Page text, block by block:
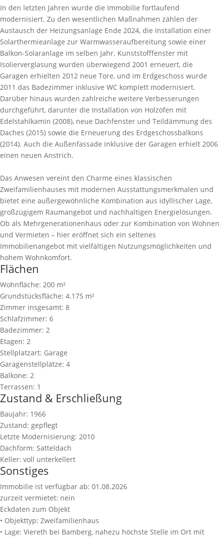
In den letzten Jahren wurde die Immobilie fortlaufend
modernisiert. Zu den wesentlichen Maßnahmen zählen der
Austausch der Heizungsanlage Ende 2024, die Installation einer
Solarthermieanlage zur Warmwasseraufbereitung sowie einer
Balkon-Solaranlage im selben Jahr. Kunststofffenster mit
Isolierverglasung wurden überwiegend 2001 erneuert, die
Garagen erhielten 2012 neue Tore, und im Erdgeschoss wurde
2011 das Badezimmer inklusive WC komplett modernisiert.
Darüber hinaus wurden zahlreiche weitere Verbesserungen
durchgeführt, darunter die Installation von Holzöfen mit
Edelstahlkamin (2008), neue Dachfenster und Teildämmung des
Daches (2015) sowie die Erneuerung des Erdgeschossbalkons
(2014). Auch die Außenfassade inklusive der Garagen erhielt 2006
einen neuen Anstrich.
Das Anwesen vereint den Charme eines klassischen
Zweifamilienhauses mit modernen Ausstattungsmerkmalen und
bietet eine außergewöhnliche Kombination aus idyllischer Lage,
großzügigem Raumangebot und nachhaltigen Energielösungen.
Ob als Mehrgenerationenhaus oder zur Kombination von Wohnen
und Vermieten – hier eröffnet sich ein seltenes
Immobilienangebot mit vielfältigen Nutzungsmöglichkeiten und
hohem Wohnkomfort.
Flächen
Wohnfläche: 200 m²
Grundstücksfläche: 4.175 m²
Zimmer insgesamt: 8
Schlafzimmer: 6
Badezimmer: 2
Etagen: 2
Stellplatzart: Garage
Garagenstellplätze: 4
Balkone: 2
Terrassen: 1
Zustand & Erschließung
Baujahr: 1966
Zustand: gepflegt
Letzte Modernisierung: 2010
Dachform: Satteldach
Keller: voll unterkellert
Sonstiges
Immobilie ist verfügbar ab: 01.08.2026
zurzeit vermietet: nein
Eckdaten zum Objekt
• Objekttyp: Zweifamilienhaus
• Lage: Viereth bei Bamberg, nahezu höchste Stelle im Ort mit